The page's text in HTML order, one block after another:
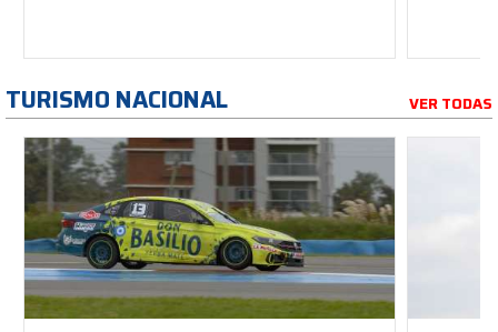
TURISMO NACIONAL VER TODAS